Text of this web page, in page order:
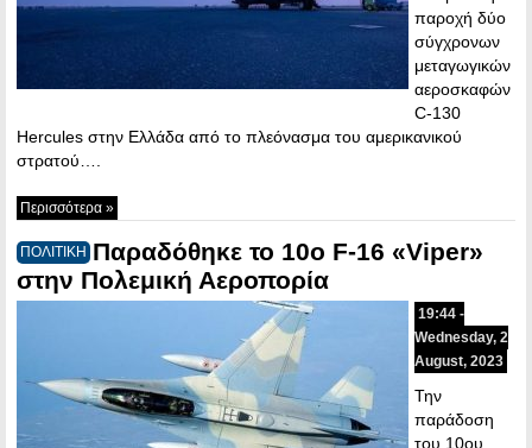
παροχή δύο
σύγχρονων
μεταγωγικών
αεροσκαφών
C-130
Hercules στην Ελλάδα από το πλεόνασμα του αμερικανικού
στρατού….
Περισσότερα »
ΠΟΛΙΤΙΚΗ Παραδόθηκε το 10ο F-16 «Viper»
στην Πολεμική Αεροπορία
19:44 -
Wednesday, 2
August, 2023
Την
παράδοση
του 10ου